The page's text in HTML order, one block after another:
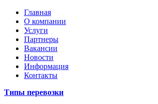
Главная
О компании
Услуги
Партнеры
Вакансии
Новости
Информация
Контакты
Типы перевозки